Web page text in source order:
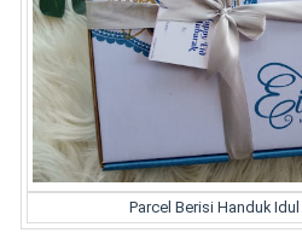
Parcel Berisi Handuk